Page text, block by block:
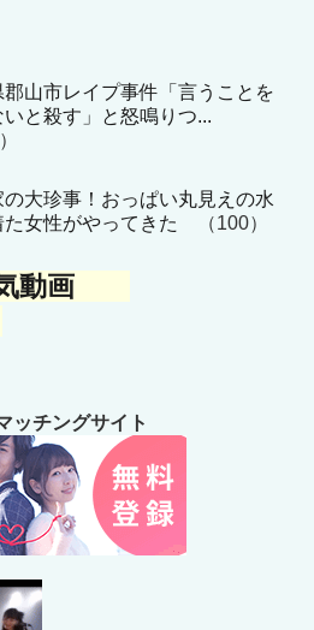
郡山市レイプ事件「言うことを
いと殺す」と怒鳴りつ...
の大珍事！おっぱい丸見えの水
た女性がやってきた
（100）
動画
ッチングサイト